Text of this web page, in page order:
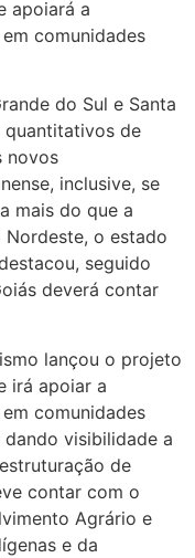
apoiará a
comunidades
do Sul e Santa
quantitativos de
novos
inclusive, se
mais do que a
o estado
seguido
deverá contar
lançou o projeto
irá apoiar a
comunidades
visibilidade a
de
contar com o
Agrário e
e da